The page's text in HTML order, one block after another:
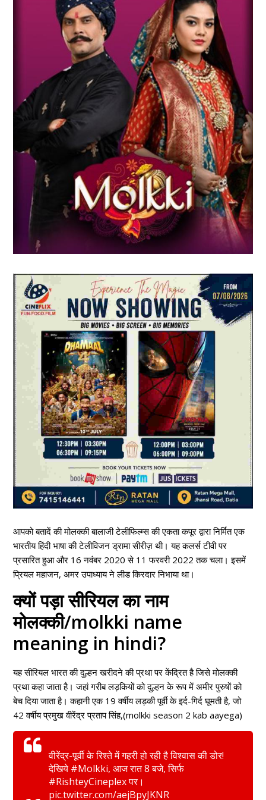
आपको बतादें की मोलक्की बालाजी टेलीफिल्म्स की एकता कपूर द्वारा निर्मित एक
भारतीय हिंदी भाषा की टेलीविजन ड्रामा सीरीज़ थी। यह कलर्स टीवी पर
प्रसारित हुआ और 16 नवंबर 2020 से 11 फरवरी 2022 तक चला। इसमें
प्रियल महाजन, अमर उपाध्याय ने लीड किरदार निभाया था।
क्यों पड़ा सीरियल का नाम
मोलक्की/molkki name
meaning in hindi?
यह सीरियल भारत की दुल्हन खरीदने की प्रथा पर केंद्रित है जिसे मोलक्की
प्रथा कहा जाता है। जहां गरीब लड़कियों को दुल्हन के रूप में अमीर पुरुषों को
बेच दिया जाता है। कहानी एक 19 वर्षीय लड़की पूर्वी के इर्द-गिर्द घूमती है, जो
42 वर्षीय प्रमुख वीरेंद्र प्रताप सिंह,(molkki season 2 kab aayega)
वीरेंद्र-पूर्वी के रिश्ते में गहरी हो रही है विश्वास की डोर!
देखिये #Molkki, आज रात 8 बजे, सिर्फ
#RishteyCineplexपर।
pic.twitter.com/aejBpyJKNR